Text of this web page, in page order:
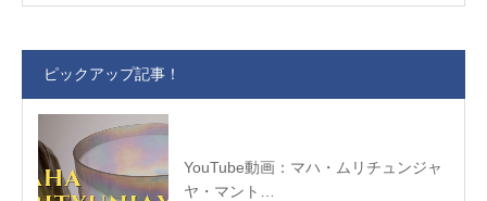
ピックアップ記事！
YouTube動画：マハ・ムリチュンジャ
ヤ・マント…